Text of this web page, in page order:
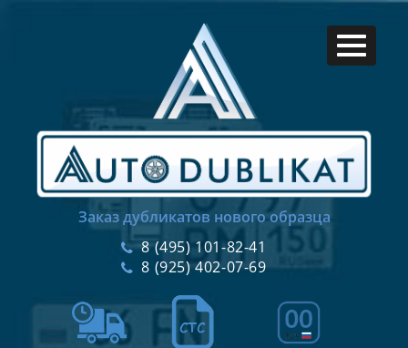
Заказ дубликатов нового образца
8 (495) 101-82-41
8 (925) 402-07-69